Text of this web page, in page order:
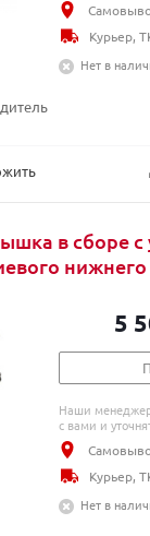
Курьер,
Нет в
в сборе
нижнего
5
Наши
с вами и
Курьер,
Нет в